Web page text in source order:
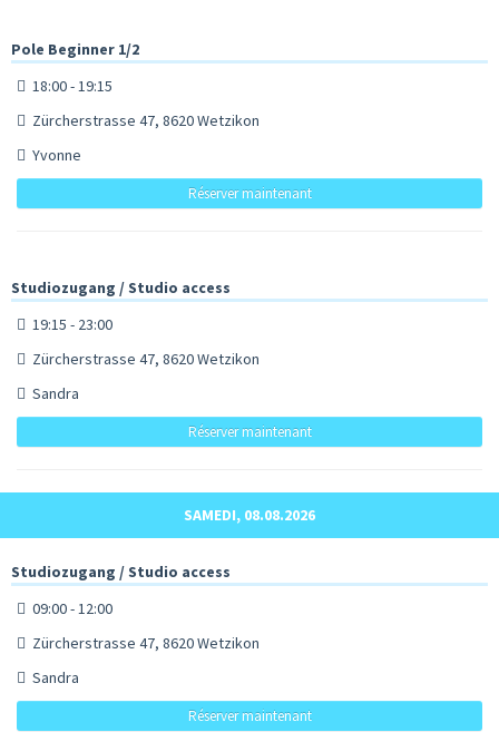
Pole Beginner 1/2
18:00 - 19:15
Zürcherstrasse 47, 8620 Wetzikon
Yvonne
Réserver maintenant
Studiozugang / Studio access
19:15 - 23:00
Zürcherstrasse 47, 8620 Wetzikon
Sandra
Réserver maintenant
SAMEDI, 08.08.2026
Studiozugang / Studio access
09:00 - 12:00
Zürcherstrasse 47, 8620 Wetzikon
Sandra
Réserver maintenant